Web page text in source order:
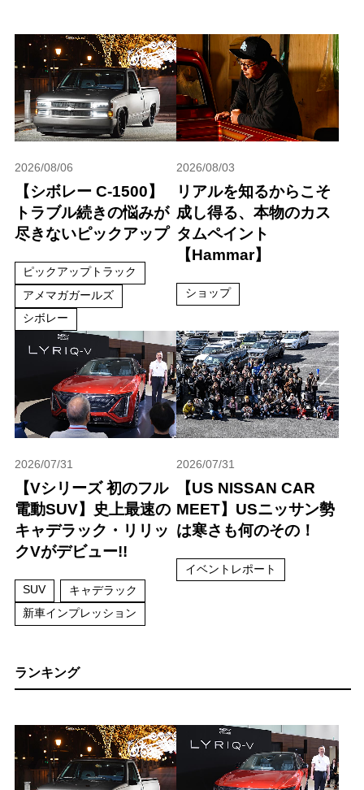
2026/08/06
【シボレー C-1500】
トラブル続きの悩みが
尽きないピックアップ
ピックアップトラック
アメマガガールズ
シボレー
2026/08/03
リアルを知るからこそ
成し得る、本物のカス
タムペイント
【Hammar】
ショップ
2026/07/31
【Vシリーズ 初のフル
電動SUV】史上最速の
キャデラック・リリッ
クVがデビュー!!
SUV
キャデラック
新車インプレッション
2026/07/31
【US NISSAN CAR
MEET】USニッサン勢
は寒さも何のその！
イベントレポート
ランキング